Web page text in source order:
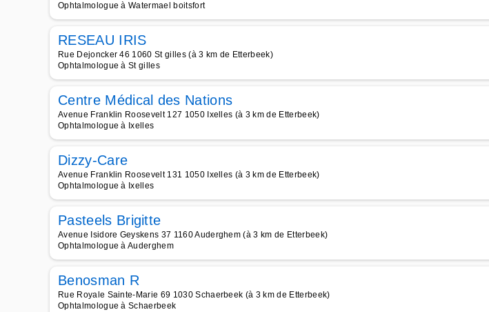
Ophtalmologue à Watermael boitsfort
RESEAU IRIS
Rue Dejoncker 46 1060 St gilles (à 3 km de Etterbeek)
Ophtalmologue à St gilles
Centre Médical des Nations
Avenue Franklin Roosevelt 127 1050 Ixelles (à 3 km de Etterbeek)
Ophtalmologue à Ixelles
Dizzy-Care
Avenue Franklin Roosevelt 131 1050 Ixelles (à 3 km de Etterbeek)
Ophtalmologue à Ixelles
Pasteels Brigitte
Avenue Isidore Geyskens 37 1160 Auderghem (à 3 km de Etterbeek)
Ophtalmologue à Auderghem
Benosman R
Rue Royale Sainte-Marie 69 1030 Schaerbeek (à 3 km de Etterbeek)
Ophtalmologue à Schaerbeek